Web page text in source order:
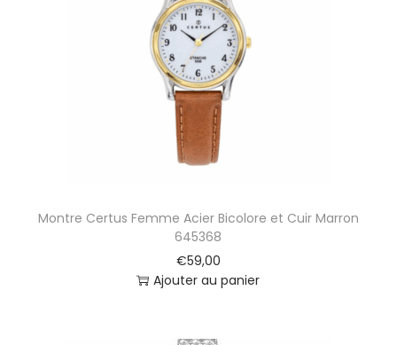
t
i
o
n
Montre Certus Femme Acier Bicolore et Cuir Marron
645368
€59,00
Ajouter au panier